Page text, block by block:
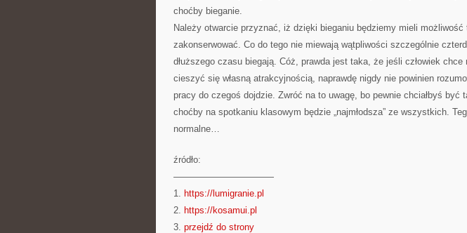
choćby bieganie.
Należy otwarcie przyznać, iż dzięki bieganiu będziemy mieli
zakonserwować. Co do tego nie miewają wątpliwości szczególnie
dłuższego czasu biegają. Cóż, prawda jest taka, że jeśli człowiek chce
cieszyć się własną atrakcyjnością, naprawdę nigdy nie powinien
pracy do czegoś dojdzie. Zwróć na to uwagę, bo pewnie chciałbyś być
choćby na spotkaniu klasowym będzie „najmłodsza” ze wszystkich.
normalne…
źródło:
———————————
1. https://lumigranie.pl
2. https://kosamui.pl
3. przejdź do strony